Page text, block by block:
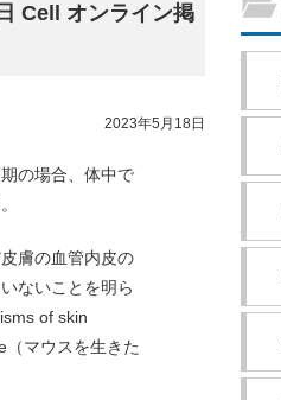
Cell オンライン掲
2023年5月18日
の場合、体中で
膚の血管内皮の
ないことを明ら
of skin
マウスを生きた